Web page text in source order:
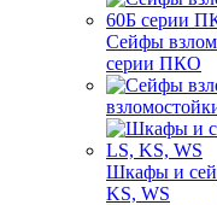
Сейфы
серии ПКО
Шкафы и
KS, WS